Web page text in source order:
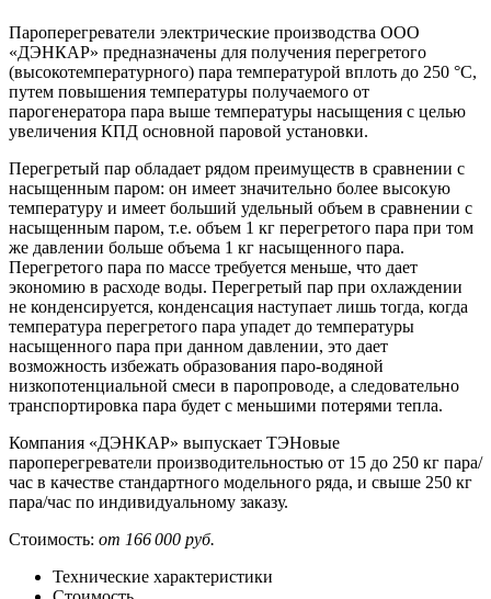
Пароперегреватели электрические производства ООО
«ДЭНКАР» предназначены для получения перегретого
(высокотемпературного) пара температурой вплоть до 250 °С,
путем повышения температуры получаемого от
парогенератора пара выше температуры насыщения с целью
увеличения КПД основной паровой установки.
Перегретый пар обладает рядом преимуществ в сравнении с
насыщенным паром: он имеет значительно более высокую
температуру и имеет больший удельный объем в сравнении с
насыщенным паром, т.е. объем 1 кг перегретого пара при том
же давлении больше объема 1 кг насыщенного пара.
Перегретого пара по массе требуется меньше, что дает
экономию в расходе воды. Перегретый пар при охлаждении
не конденсируется, конденсация наступает лишь тогда, когда
температура перегретого пара упадет до температуры
насыщенного пара при данном давлении, это дает
возможность избежать образования паро-водяной
низкопотенциальной смеси в паропроводе, а следовательно
транспортировка пара будет с меньшими потерями тепла.
Компания «ДЭНКАР» выпускает ТЭНовые
пароперегреватели производительностью от 15 до 250 кг пара/
час в качестве стандартного модельного ряда, и свыше 250 кг
пара/час по индивидуальному заказу.
Стоимость: от 166 000 руб.
Технические характеристики